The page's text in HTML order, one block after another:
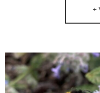
+
Moçambique. Com 4
cidade onde resido até
A licenciatura em
fez-me voltar por uns